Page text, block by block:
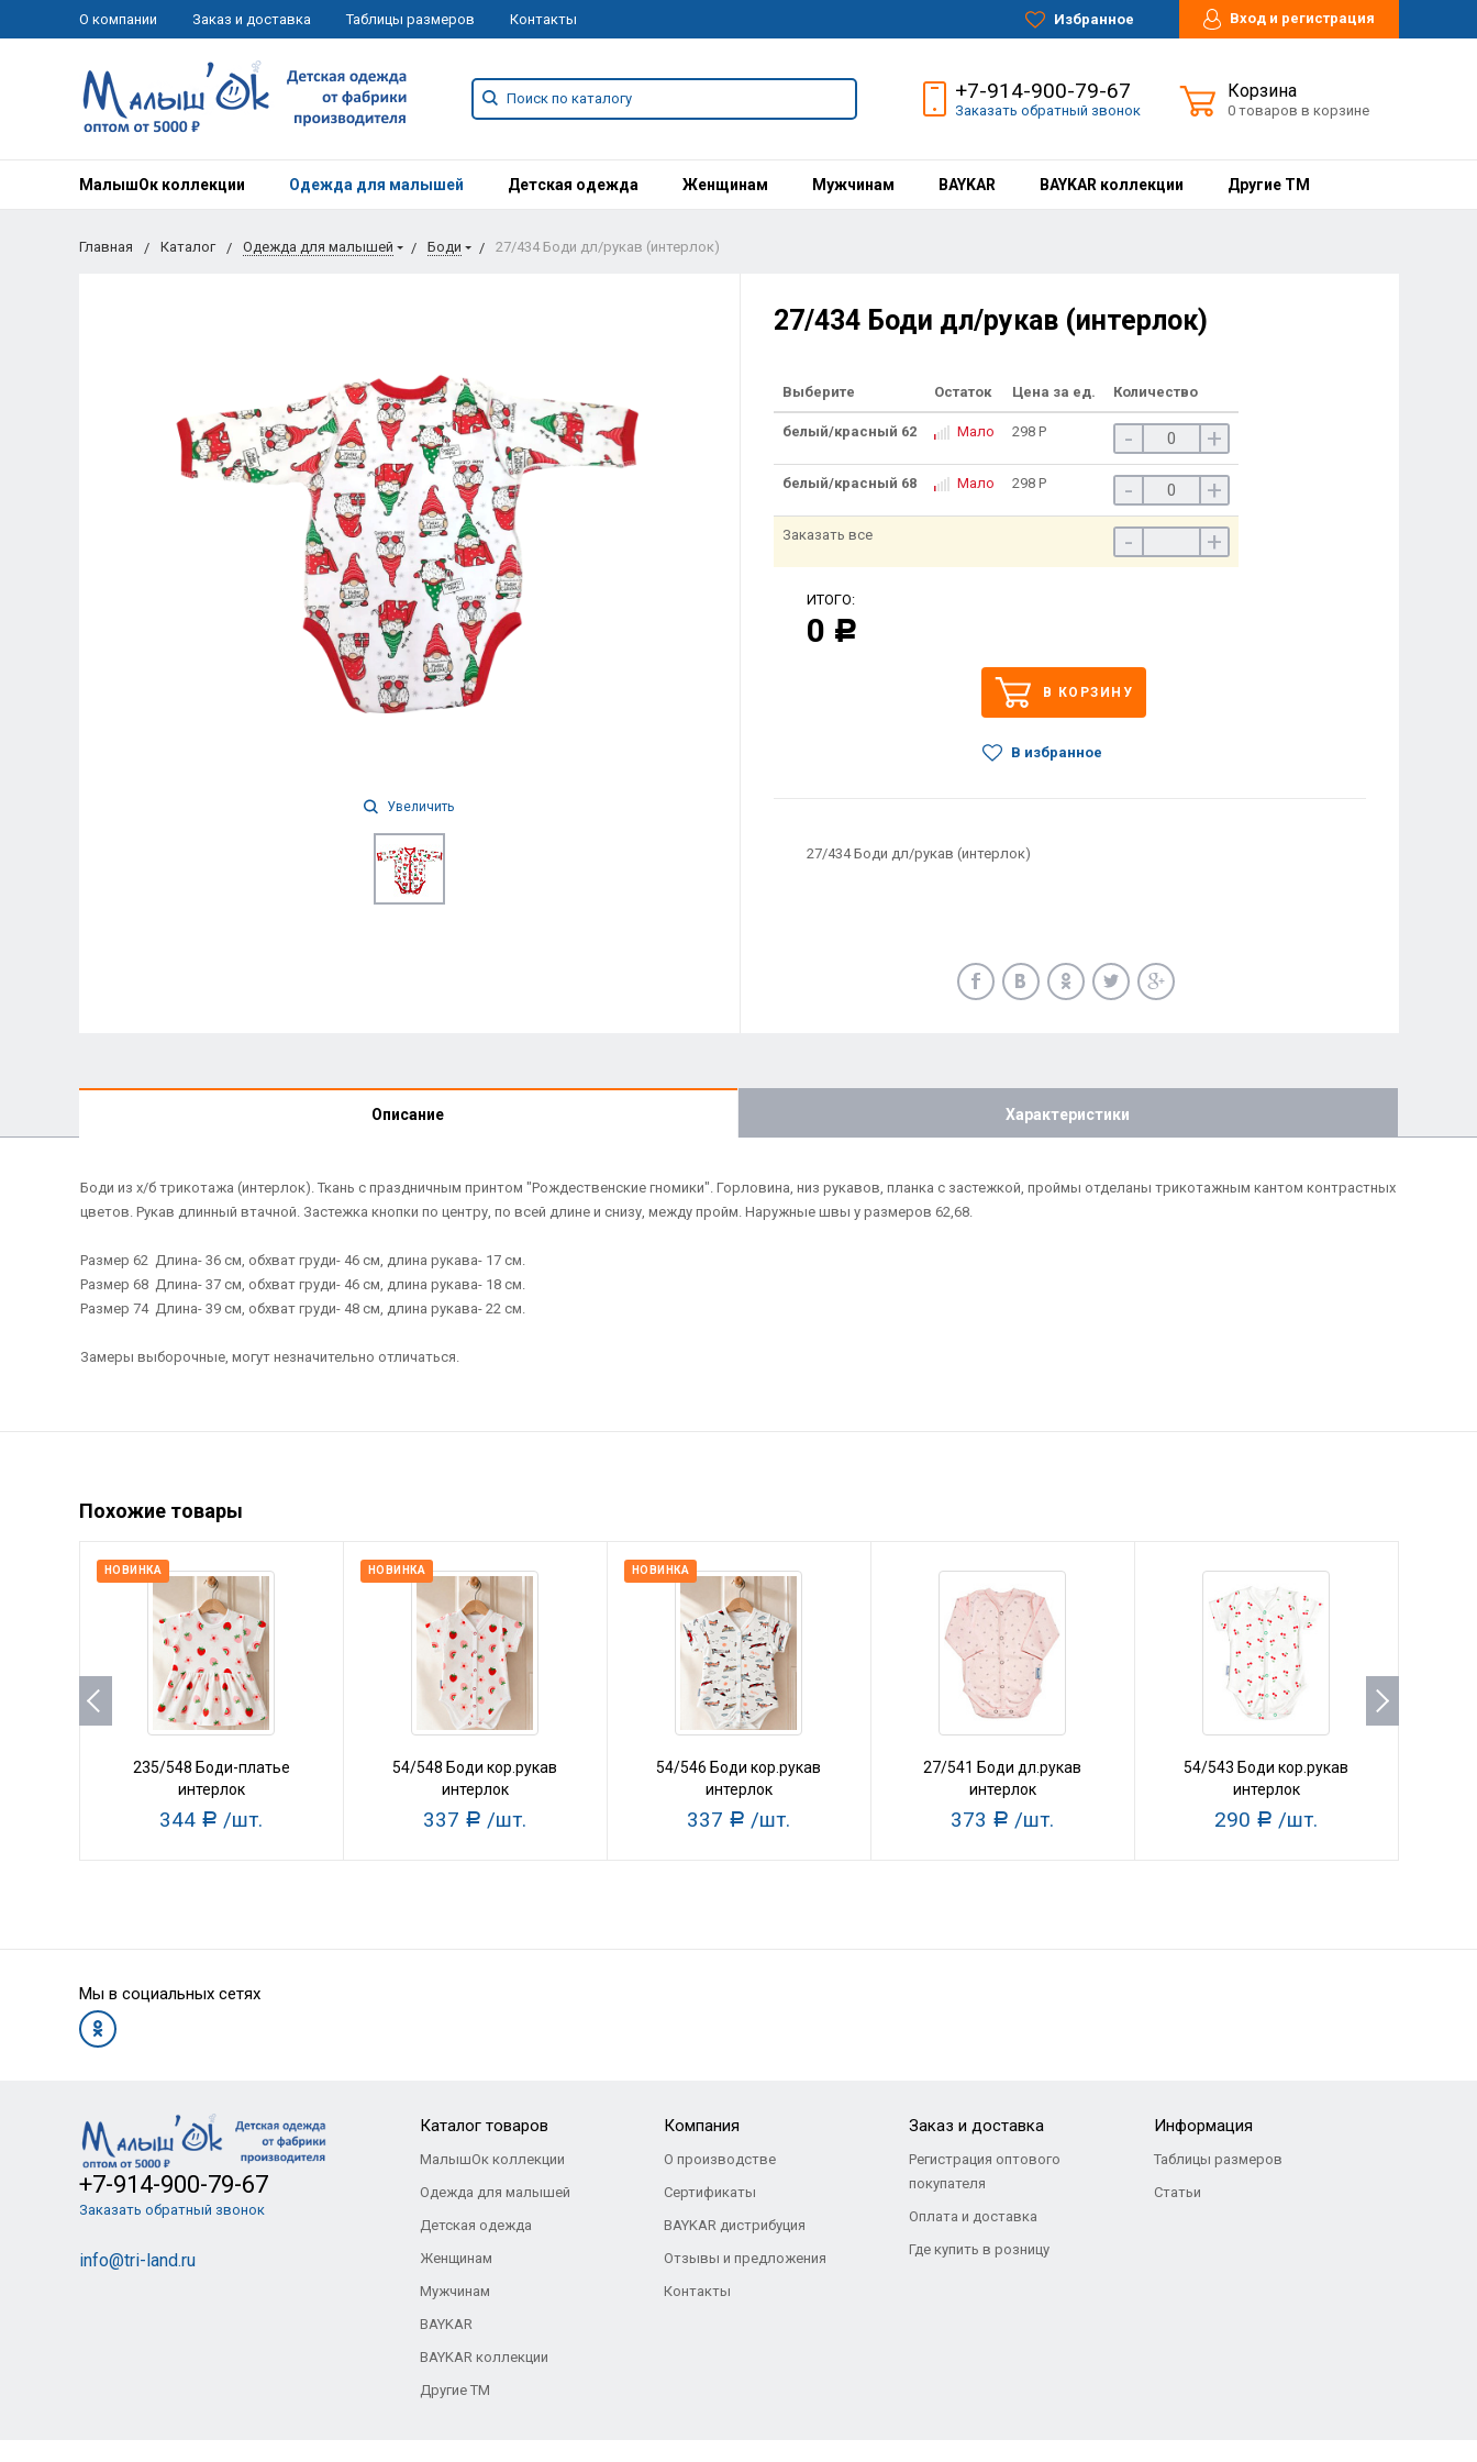
О компании Заказ и доставка Таблицы размеров Контакты Избранное Вход и регистрация
+7-914-900-79-67
Заказать обратный звонок
Корзина
0 товаров в корзине
МалышОк коллекции Одежда для малышей Детская одежда Женщинам Мужчинам BAYKAR BAYKAR коллекции Другие ТМ
Главная Каталог Одежда для малышей Боди 27/434 Боди дл/рукав (интерлок)
Увеличить
27/434 Боди дл/рукав (интерлок)
Выберите Остаток Цена за ед. Количество
белый/красный 62 Мало 298 Р - +
белый/красный 68 Мало 298 Р - +
- +
ИТОГО:
0 Р
В КОРЗИНУ
В избранное
27/434 Боди дл/рукав (интерлок)
Описание Характеристики
Боди из х/б трикотажа (интерлок). Ткань с праздничным принтом "Рождественские гномики". Горловина, низ рукавов, планка с застежкой, проймы отделаны трикотажным кантом контрастных
цветов. Рукав длинный втачной. Застежка кнопки по центру, по всей длине и снизу, между пройм. Наружные швы у размеров 62,68.
Размер 62 Длина- 36 см, обхват груди- 46 см, длина рукава- 17 см.
Размер 68 Длина- 37 см, обхват груди- 46 см, длина рукава- 18 см.
Размер 74 Длина- 39 см, обхват груди- 48 см, длина рукава- 22 см.
Замеры выборочные, могут незначительно отличаться.
Похожие товары
НОВИНКА
235/548 Боди-платье
интерлок
344 Р /шт.
НОВИНКА
54/548 Боди кор.рукав
интерлок
337 Р /шт.
НОВИНКА
54/546 Боди кор.рукав
интерлок
337 Р /шт.
27/541 Боди дл.рукав
интерлок
373 Р /шт.
54/543 Боди кор.рукав
интерлок
290 Р /шт.
Мы в социальных сетях
+7-914-900-79-67
Заказать обратный звонок
info@tri-land.ru
Каталог товаров
МалышОк коллекции
Одежда для малышей
Детская одежда
Женщинам
Мужчинам
BAYKAR
BAYKAR коллекции
Другие ТМ
Компания
О производстве
Сертификаты
BAYKAR дистрибуция
Отзывы и предложения
Контакты
Заказ и доставка
Регистрация оптового
покупателя
Оплата и доставка
Где купить в розницу
Информация
Таблицы размеров
Статьи